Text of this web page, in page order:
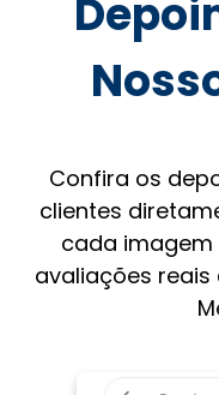
Confira os
clientes
cada
avaliações